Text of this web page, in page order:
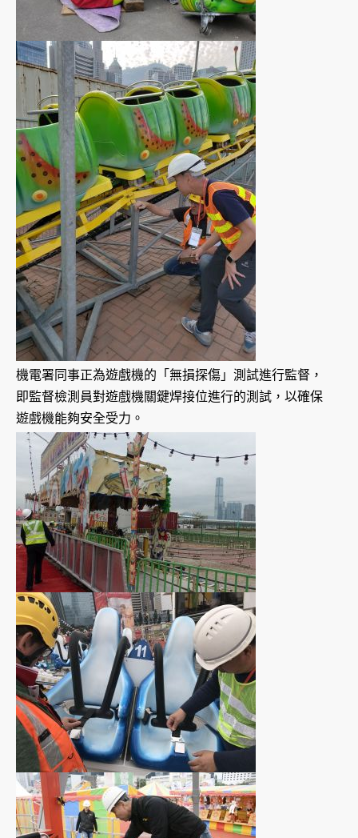
機電署同事正為遊戲機的「無損探傷」測試進行監督，
即監督檢測員對遊戲機關鍵焊接位進行的測試，以確保
遊戲機能夠安全受力。